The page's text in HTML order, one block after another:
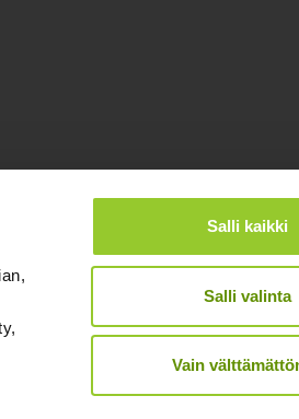
Salli kaikki
Salli valinta
Vain
and Released by Rock My